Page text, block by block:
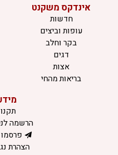
אינדקס משקנט
חדשות
עופות וביצים
בקר וחלב
דגים
אצות
בריאות מהחי
הרשמה
הצהרת